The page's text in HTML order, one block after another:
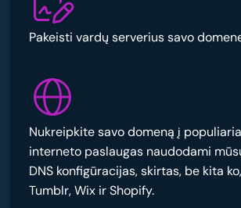
Pakeisti vardų serverius savo
Nukreipkite savo domeną į
interneto paslaugas naudodami
DNS konfigūracijas, skirtas, be kita
Tumblr, Wix ir Shopify.